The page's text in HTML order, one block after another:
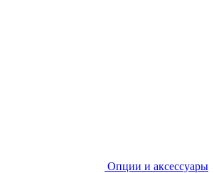
Опции и аксессуары